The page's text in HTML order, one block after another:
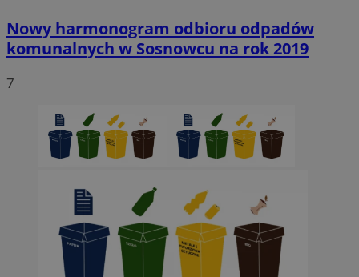
Nowy harmonogram odbioru odpadów
komunalnych w Sosnowcu na rok 2019
7
Niesklasyfikowane
Niezbędne pliki cookie umożliwiają korzystanie z podstawowych
strony internetowej, takich jak logowanie użytkownika i zarządzanie
Nazwa
Provider/
SessID
sosnowiecki.pl